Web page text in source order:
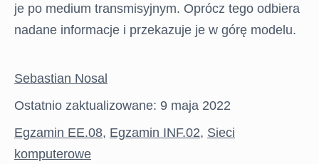
je po medium transmisyjnym. Oprócz tego odbiera
nadane informacje i przekazuje je w górę modelu.
Sebastian Nosal
Ostatnio zaktualizowane: 9 maja 2022
Egzamin EE.08, Egzamin INF.02, Sieci
komputerowe